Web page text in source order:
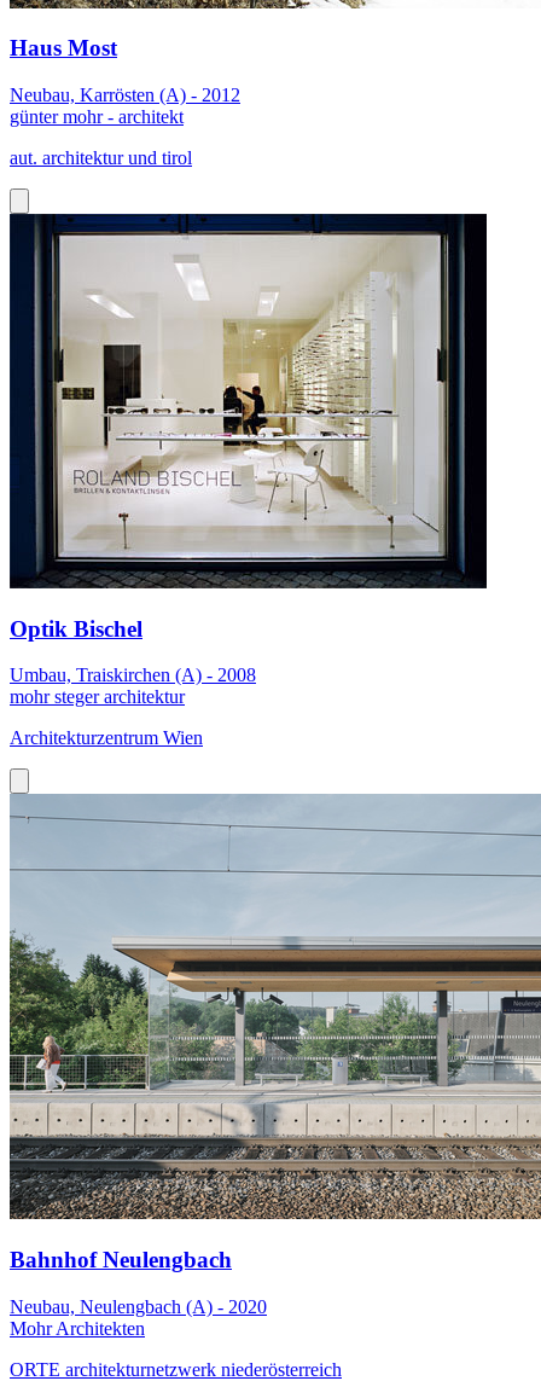
Haus Most
Neubau, Karrösten (A) - 2012
günter mohr - architekt
aut. architektur und tirol
Optik Bischel
Umbau, Traiskirchen (A) - 2008
mohr steger architektur
Architekturzentrum Wien
Bahnhof Neulengbach
Neubau, Neulengbach (A) - 2020
Mohr Architekten
ORTE architekturnetzwerk niederösterreich